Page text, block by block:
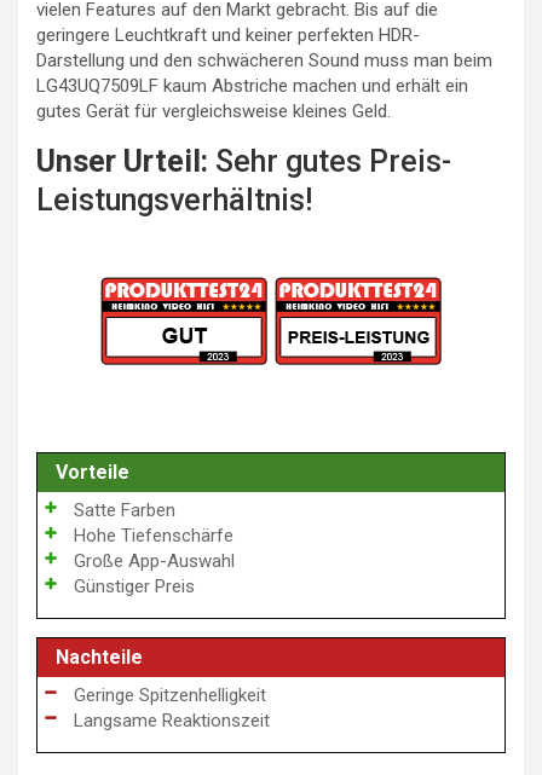
vielen Features auf den Markt gebracht. Bis auf die
geringere Leuchtkraft und keiner perfekten HDR-
Darstellung und den schwächeren Sound muss man beim
LG43UQ7509LF kaum Abstriche machen und erhält ein
gutes Gerät für vergleichsweise kleines Geld.
Unser Urteil: Sehr gutes Preis-
Leistungsverhältnis!
Vorteile
Satte Farben
Hohe Tiefenschärfe
Große App-Auswahl
Günstiger Preis
Nachteile
Geringe Spitzenhelligkeit
Langsame Reaktionszeit